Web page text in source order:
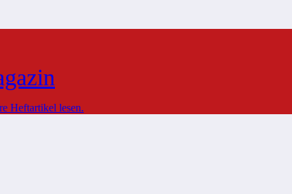
Heftartikel lesen.